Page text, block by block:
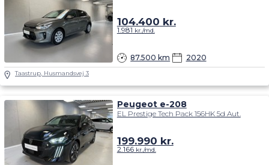
87.500 km 2020
104.400 kr.
1.981 kr./md.
Taastrup, Husmandsvej 3
Peugeot e-208
EL Prestige Tech Pack 156HK 5d Aut.
199.990 kr.
2.166kr./md.